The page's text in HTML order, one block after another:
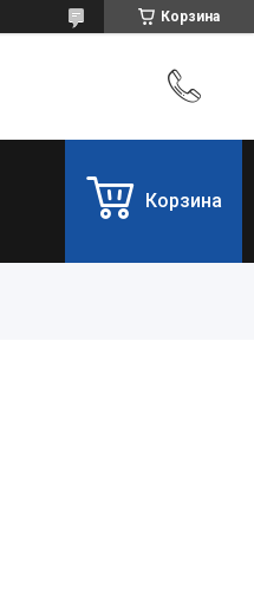
Корзина
Корзина